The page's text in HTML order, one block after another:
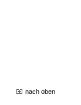
nach oben